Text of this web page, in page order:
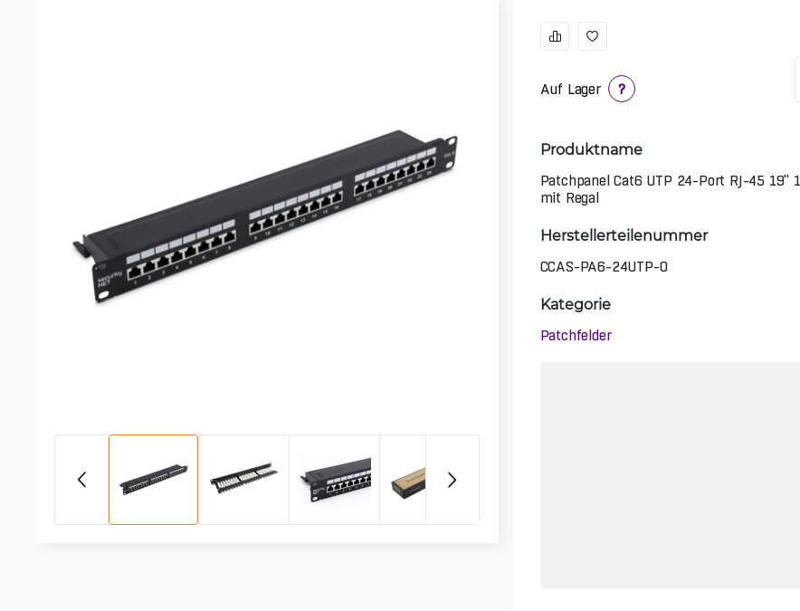
Auf Lager ?
Produktname
Patchpanel Cat6 UTP 24-Port RJ-45 19"
mit Regal
Herstellerteilenummer
CCAS-PA6-24UTP-O
Kategorie
Patchfelder